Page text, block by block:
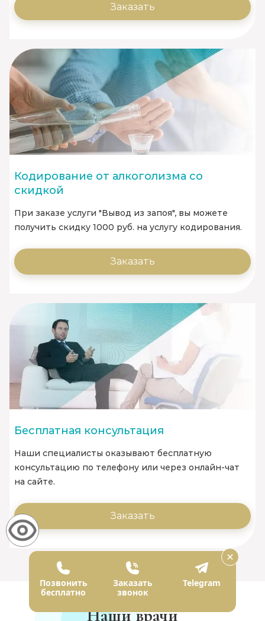
Заказать
Кодирование от алкоголизма со
скидкой
При заказе услуги "Вывод из запоя", вы можете
получить скидку 1000 руб. на услугу кодирования.
Заказать
Бесплатная консультация
Наши специалисты оказывают бесплатную
консультацию по телефону или через онлайн-чат
на сайте.
Заказать
Наши врачи
Позвонить
бесплатно
Заказать
звонок
Telegram